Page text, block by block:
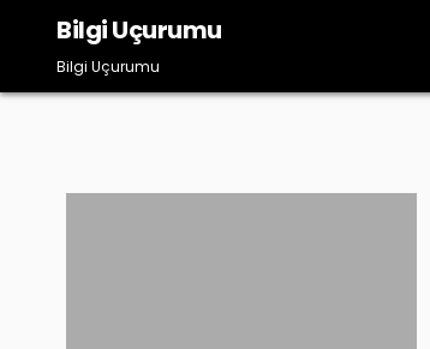
content
Bilgi Uçurumu
Bilgi Uçurumu